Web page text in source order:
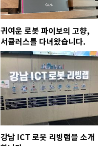
귀여운 로봇 파이보의 고향,
서큘러스를 다녀왔습니다.
강남 ICT 로봇 리빙랩을 소개